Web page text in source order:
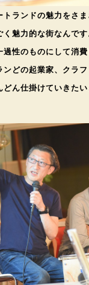
ランドの魅力をさ
く魅力的な街なんで
性のものにして消
どの起業家、クラ
ん仕掛けていきた